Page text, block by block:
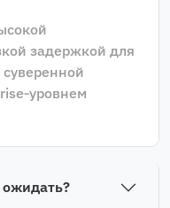
задержкой для